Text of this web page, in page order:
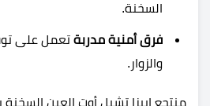
السخنة.
فرق أمنية مدربة تعمل على
والزوار.
منتجع إبيزا تشيل أوت العين السخنة